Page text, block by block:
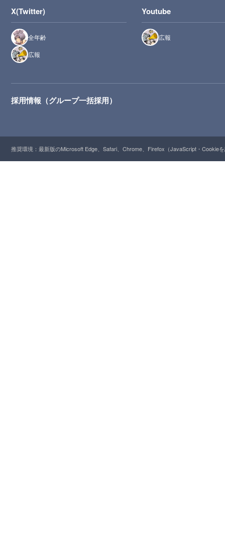
X(Twitter)
全年齢
広報
Youtube
広報
採用情報（グループ一括採用）
推奨環境：最新版のMicrosoft Edge、Safari、Chrome、Firefox（JavaScript・Cookie